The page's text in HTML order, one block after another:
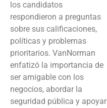
los candidatos
respondieron a preguntas
sobre sus calificaciones,
políticas y problemas
prioritarios. VanNorman
enfatizó la importancia de
ser amigable con los
negocios, abordar la
seguridad pública y apoyar